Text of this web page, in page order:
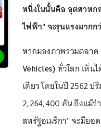
หนึ่งในนั้นคือ อุตสาห
ไฟฟ้า" จะรุนแรงมาก
หากมองภาพรวมตลาด
Vehicles)ทั่วโลก เห็น
เดียว โดยในปี 2562 ป
2,264,400 คัน ถึงแม้
สหรัฐอเมริกา" จะมียอ